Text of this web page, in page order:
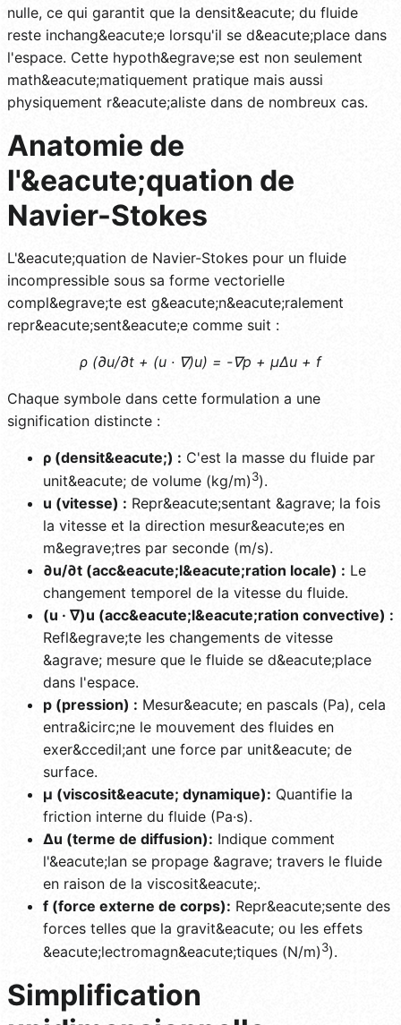
nulle, ce qui garantit que la densit&eacute; du fluide
reste inchang&eacute;e lorsqu'il se d&eacute;place dans
l'espace. Cette hypoth&egrave;se est non seulement
math&eacute;matiquement pratique mais aussi
physiquement r&eacute;aliste dans de nombreux cas.
Anatomie de
l'&eacute;quation de
Navier-Stokes
L'&eacute;quation de Navier-Stokes pour un fluide
incompressible sous sa forme vectorielle
compl&egrave;te est g&eacute;n&eacute;ralement
repr&eacute;sent&eacute;e comme suit :
ρ (∂u/∂t + (u · ∇)u) = -∇p + μΔu + f
Chaque symbole dans cette formulation a une
signification distincte :
ρ (densit&eacute;) : C'est la masse du fluide par
unit&eacute; de volume (kg/m)3).
u (vitesse) : Repr&eacute;sentant &agrave; la fois
la vitesse et la direction mesur&eacute;es en
m&egrave;tres par seconde (m/s).
∂u/∂t (acc&eacute;l&eacute;ration locale) : Le
changement temporel de la vitesse du fluide.
(u · ∇)u (acc&eacute;l&eacute;ration convective) :
Refl&egrave;te les changements de vitesse
&agrave; mesure que le fluide se d&eacute;place
dans l'espace.
p (pression) : Mesur&eacute; en pascals (Pa), cela
entra&icirc;ne le mouvement des fluides en
exer&ccedil;ant une force par unit&eacute; de
surface.
μ (viscosit&eacute; dynamique): Quantifie la
friction interne du fluide (Pa·s).
Δu (terme de diffusion): Indique comment
l'&eacute;lan se propage &agrave; travers le fluide
en raison de la viscosit&eacute;.
f (force externe de corps): Repr&eacute;sente des
forces telles que la gravit&eacute; ou les effets
&eacute;lectromagn&eacute;tiques (N/m)3).
Simplification